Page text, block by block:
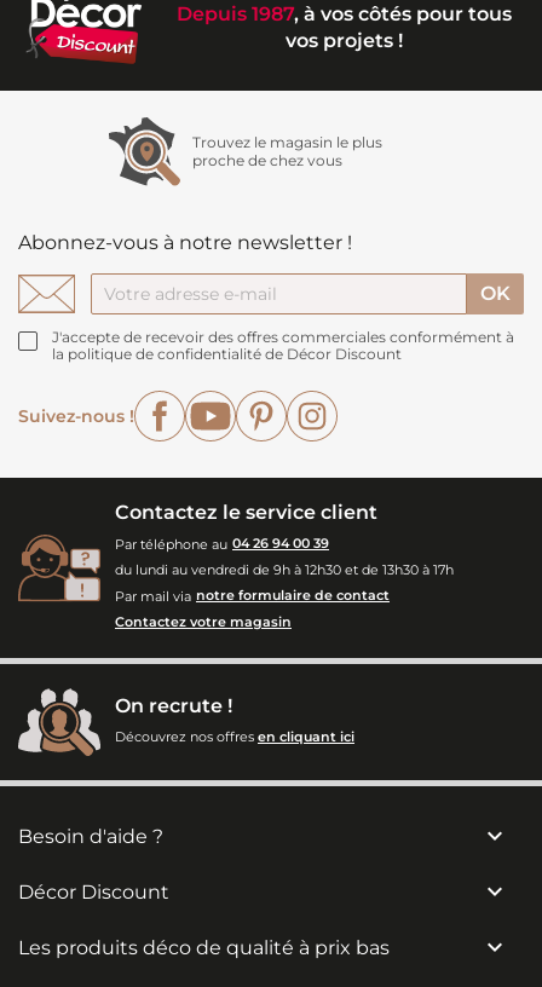
Depuis 1987, à vos côtés pour tous
vos projets !
Trouvez le magasin le plus
proche de chez vous
Abonnez-vous à notre newsletter !
J'accepte de recevoir des offres commerciales conformément à
la politique de confidentialité de Décor Discount
Suivez-nous !
FacebookYouTubePinterest
Contactez le service client
Par téléphone au 04 26 94 00 39
du lundi au vendredi de 9h à 12h30 et de 13h30 à 17h
Par mail via notre formulaire de contact
Contactez votre magasin
On recrute !
Découvrez nos offres en cliquant ici
Besoin d'aide ? 
Décor Discount 
Les produits déco de qualité à prix bas 